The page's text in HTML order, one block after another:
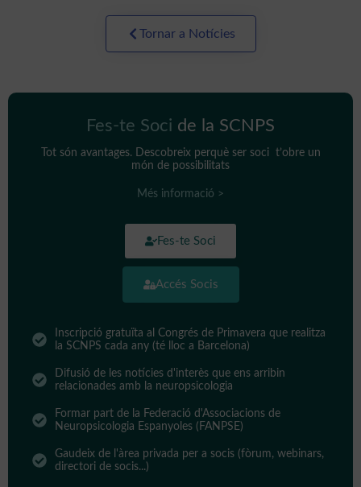
Tornar a Notícies
Fes-te Soci de la SCNPS
Tot són avantages. Descobreix perquè ser soci t’obre un
món de possibilitats
Més informació >
Fes-te Soci
Accés Socis
Inscripció gratuïta al Congrés de Primavera que realitza
la SCNPS cada any (té lloc a Barcelona)
Difusió de les notícies d'interès que ens arribin
relacionades amb la neuropsicologia
Formar part de la Federació d'Associacions de
Neuropsicologia Espanyoles (FANPSE)
Gaudeix de l'àrea privada per a socis (fòrum, webinars,
directori de socis...)